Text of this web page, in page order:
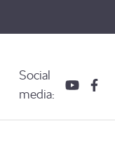
Social
media: